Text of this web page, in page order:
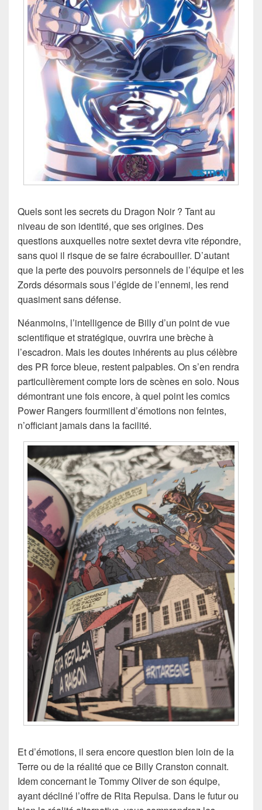
Quels sont les secrets du Dragon Noir ? Tant au
niveau de son identité, que ses origines. Des
questions auxquelles notre sextet devra vite répondre,
sans quoi il risque de se faire écrabouiller. D’autant
que la perte des pouvoirs personnels de l’équipe et les
Zords désormais sous l’égide de l’ennemi, les rend
quasiment sans défense.
Néanmoins, l’intelligence de Billy d’un point de vue
scientifique et stratégique, ouvrira une brèche à
l’escadron. Mais les doutes inhérents au plus célèbre
des PR force bleue, restent palpables. On s’en rendra
particulièrement compte lors de scènes en solo. Nous
démontrant une fois encore, à quel point les comics
Power Rangers fourmillent d’émotions non feintes,
n’officiant jamais dans la facilité.
Et d’émotions, il sera encore question bien loin de la
Terre ou de la réalité que ce Billy Cranston connait.
Idem concernant le Tommy Oliver de son équipe,
ayant décliné l’offre de Rita Repulsa. Dans le futur ou